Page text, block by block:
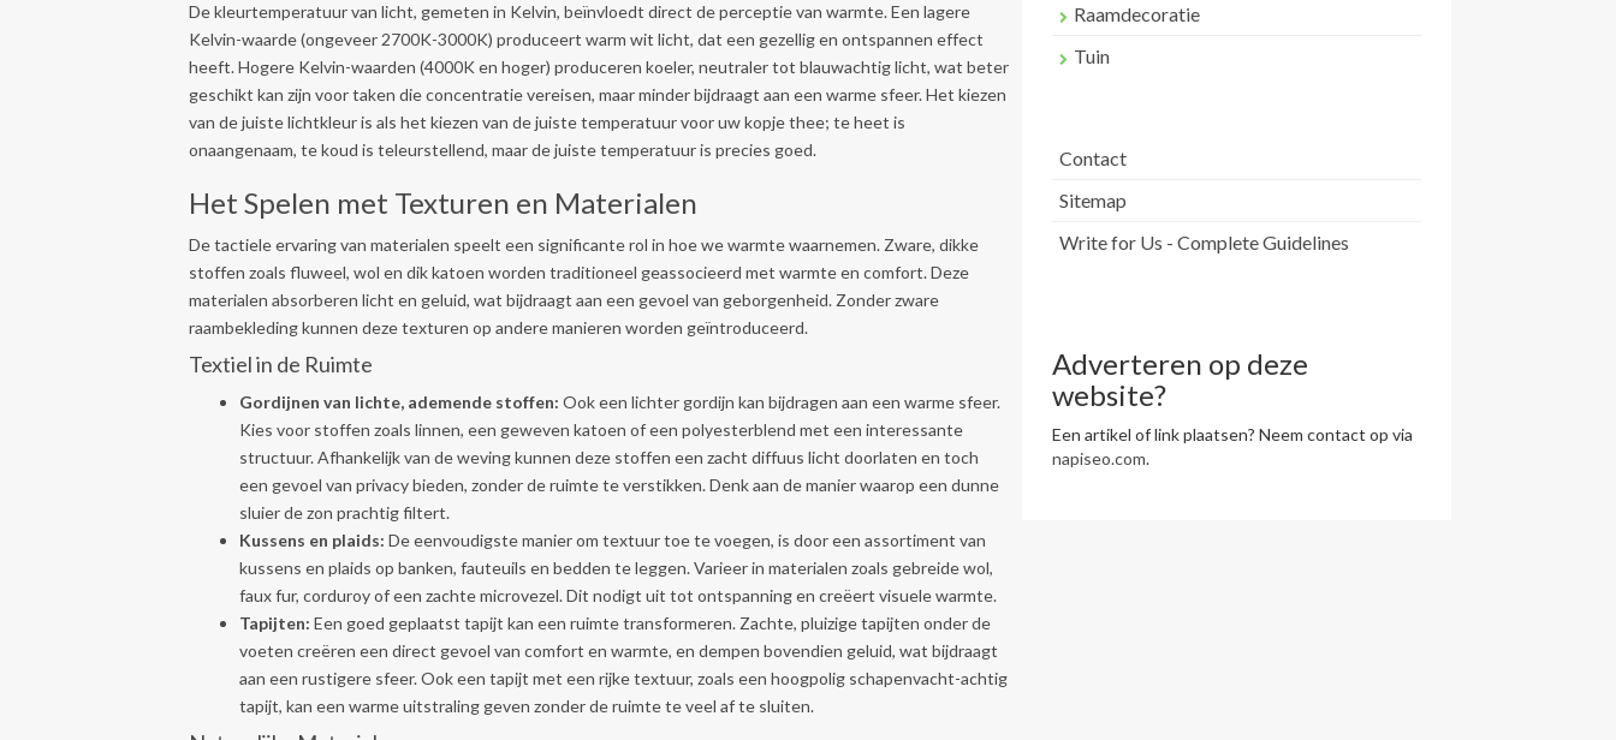
De kleurtemperatuur van licht, gemeten in Kelvin, beïnvloedt direct de perceptie van warmte. Een lagere
Kelvin-waarde (ongeveer 2700K-3000K) produceert warm wit licht, dat een gezellig en ontspannen effect
heeft. Hogere Kelvin-waarden (4000K en hoger) produceren koeler, neutraler tot blauwachtig licht, wat beter
geschikt kan zijn voor taken die concentratie vereisen, maar minder bijdraagt aan een warme sfeer. Het kiezen
van de juiste lichtkleur is als het kiezen van de juiste temperatuur voor uw kopje thee; te heet is
onaangenaam, te koud is teleurstellend, maar de juiste temperatuur is precies goed.
Het Spelen met Texturen en Materialen
De tactiele ervaring van materialen speelt een significante rol in hoe we warmte waarnemen. Zware, dikke
stoffen zoals fluweel, wol en dik katoen worden traditioneel geassocieerd met warmte en comfort. Deze
materialen absorberen licht en geluid, wat bijdraagt aan een gevoel van geborgenheid. Zonder zware
raambekleding kunnen deze texturen op andere manieren worden geïntroduceerd.
Textiel in de Ruimte
Gordijnen van lichte, ademende stoffen: Ook een lichter gordijn kan bijdragen aan een warme sfeer.
Kies voor stoffen zoals linnen, een geweven katoen of een polyesterblend met een interessante
structuur. Afhankelijk van de weving kunnen deze stoffen een zacht diffuus licht doorlaten en toch
een gevoel van privacy bieden, zonder de ruimte te verstikken. Denk aan de manier waarop een dunne
sluier de zon prachtig filtert.
Kussens en plaids: De eenvoudigste manier om textuur toe te voegen, is door een assortiment van
kussens en plaids op banken, fauteuils en bedden te leggen. Varieer in materialen zoals gebreide wol,
faux fur, corduroy of een zachte microvezel. Dit nodigt uit tot ontspanning en creëert visuele warmte.
Tapijten: Een goed geplaatst tapijt kan een ruimte transformeren. Zachte, pluizige tapijten onder de
voeten creëren een direct gevoel van comfort en warmte, en dempen bovendien geluid, wat bijdraagt
aan een rustigere sfeer. Ook een tapijt met een rijke textuur, zoals een hoogpolig schapenvacht-achtig
tapijt, kan een warme uitstraling geven zonder de ruimte te veel af te sluiten.
Raamdecoratie
Tuin
Contact
Sitemap
Write for Us - Complete Guidelines
Adverteren op deze
website?
Een artikel of link plaatsen? Neem contact op via
napiseo.com.